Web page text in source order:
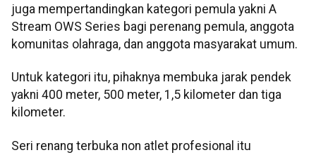
juga mempertandingkan kategori pemula yakni A
Stream OWS Series bagi perenang pemula, anggota
komunitas olahraga, dan anggota masyarakat umum.
Untuk kategori itu, pihaknya membuka jarak pendek
yakni 400 meter, 500 meter, 1,5 kilometer dan tiga
kilometer.
Seri renang terbuka non atlet profesional itu